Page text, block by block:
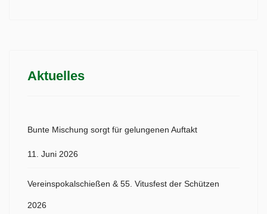
Aktuelles
Bunte Mischung sorgt für gelungenen Auftakt
11. Juni 2026
Vereinspokalschießen & 55. Vitusfest der Schützen
2026